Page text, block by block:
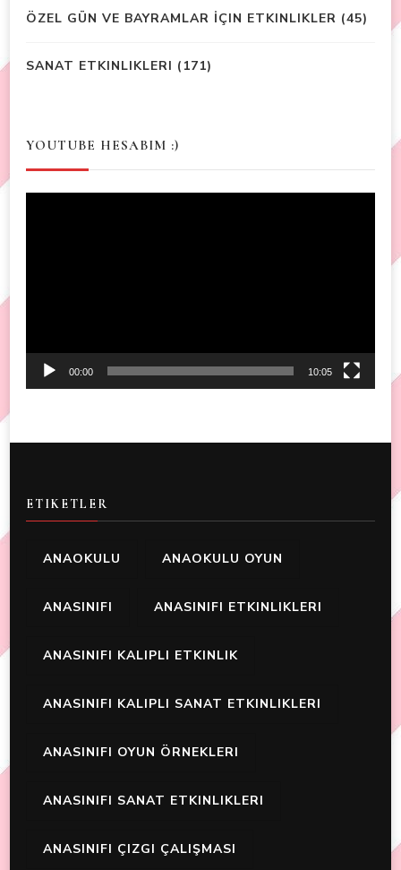
ÖZEL GÜN VE BAYRAMLAR İÇIN ETKINLIKLER (45)
SANAT ETKINLIKLERI (171)
YOUTUBE HESABIM :)
00:00 10:05
ETIKETLER
ANAOKULU ANAOKULU OYUN
ANASINIFI ANASINIFI ETKINLIKLERI
ANASINIFI KALIPLI ETKINLIK
ANASINIFI KALIPLI SANAT ETKINLIKLERI
ANASINIFI OYUN ÖRNEKLERI
ANASINIFI SANAT ETKINLIKLERI
ANASINIFI ÇIZGI ÇALIŞMASI